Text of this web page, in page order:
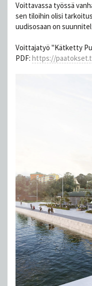
Voittavassa työssä
sen tiloihin olisi
uudisosaan on
Voittajatyö "Kätketty
PDF: https://